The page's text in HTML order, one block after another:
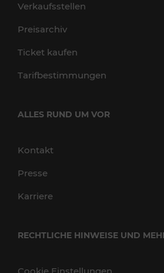
Verkaufsstellen
Preisarchiv
Ticket kaufen
Tarifbestimmungen
ALLES RUND UM VOR
Kontakt
Presse
Karriere
RECHTLICHE HINWEISE UND